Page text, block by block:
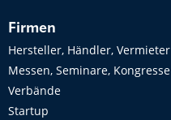
Firmen
Hersteller, Händler, Vermieter
Messen, Seminare, Kongresse
Verbände
Startup